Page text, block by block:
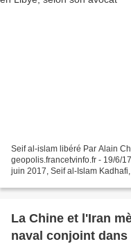
Seif al-islam libéré Par Alain
geopolis.francetvinfo.fr - 19/6/
juin 2017, Seif al-Islam
La Chine et l'Iran
naval conjoint